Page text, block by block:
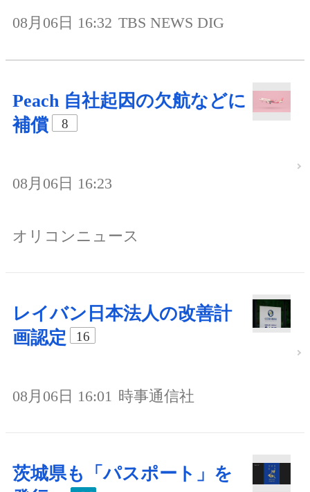
08月06日 16:32 TBS NEWS DIG
Peach 自社起因の欠航などに
補償
8
08月06日 16:23
オリコンニュース
レイバン日本法人の改善計
画認定
16
08月06日 16:01 時事通信社
茨城県も「パスポート」を